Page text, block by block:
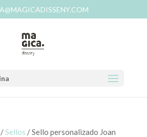
/Sellos / Sello personalizado Joan